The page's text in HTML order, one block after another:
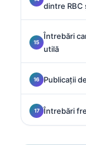
dintre RBC
Întrebări
utilă
Publicații
Întrebări